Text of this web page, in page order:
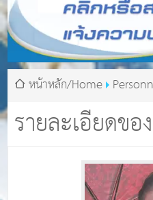
รายละเอียดข
หน้าหลัก/Home